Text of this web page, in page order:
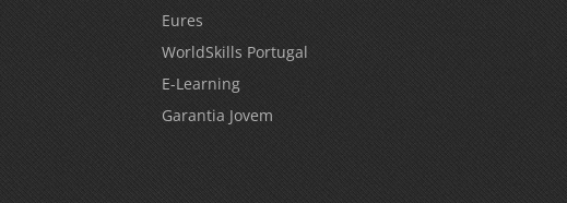
Eures
WorldSkills Portugal
E-Learning
Garantia Jovem